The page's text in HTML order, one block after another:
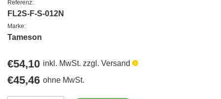
Referenz:
FL2S-F-S-012N
Marke:
Tameson
Regulärer
Preis
€54,10 inkl. MwSt. zzgl. Versand
Regulärer
Preis
€45,46 ohne MwSt.